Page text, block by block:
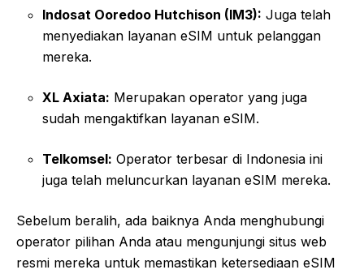
Indosat Ooredoo Hutchison (IM3): Juga telah
menyediakan layanan eSIM untuk pelanggan
mereka.
XL Axiata: Merupakan operator yang juga
sudah mengaktifkan layanan eSIM.
Telkomsel: Operator terbesar di Indonesia ini
juga telah meluncurkan layanan eSIM mereka.
Sebelum beralih, ada baiknya Anda menghubungi
operator pilihan Anda atau mengunjungi situs web
resmi mereka untuk memastikan ketersediaan eSIM